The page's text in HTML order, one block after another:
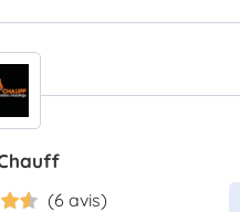
(6 avis)